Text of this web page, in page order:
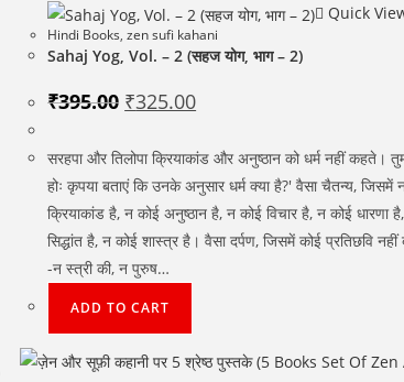
Quick
Hindi Books,zen sufi kahani
Sahaj Yog, Vol. – 2 (सहज योग, भाग – 2)
₹395.00 Original
price
₹325.00Current
price
सरहपा और तिलोपा क्रियाकांड और अनुष्ठान को धर्म नहीं कहते।
होः कृपया बताएं कि उनके अनुसार धर्म क्या है?' वैसा चैतन्य, जिसमें
क्रियाकांड है, न कोई अनुष्ठान है, न कोई विचार है, न कोई धारणा
सिद्धांत है, न कोई शास्त्र है। वैसा दर्पण, जिसमें कोई प्रतिछवि नहीं
-न स्त्री की, न पुरुष…
ADD TO CART